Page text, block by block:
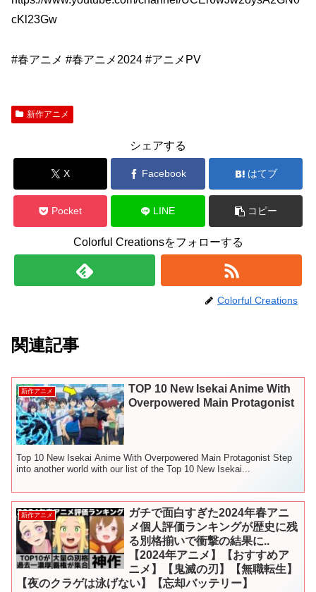
cKl23Gw
#春アニメ #春アニメ2024 #アニメPV
新作アニメ
シェアする
X Facebook はてブ
Pocket LINE コピー
Colorful Creationsをフォローする
Colorful Creations
関連記事
新作アニメ
TOP 10 New Isekai Anime With
Overpowered Main Protagonist
Top 10 New Isekai Anime With Overpowered Main Protagonist Step
into another world with our list of the Top 10 New Isekai...
新作アニメ
ガチで面白すぎた2024年春アニ
メ個人評価ランキングが歴史に残
る別格揃いで衝撃の結果に..
【2024年アニメ】【おすすめア
ニメ】【鬼滅の刃】【無職転生】
【夜のクラゲは泳げない】【忘却バッテリー】